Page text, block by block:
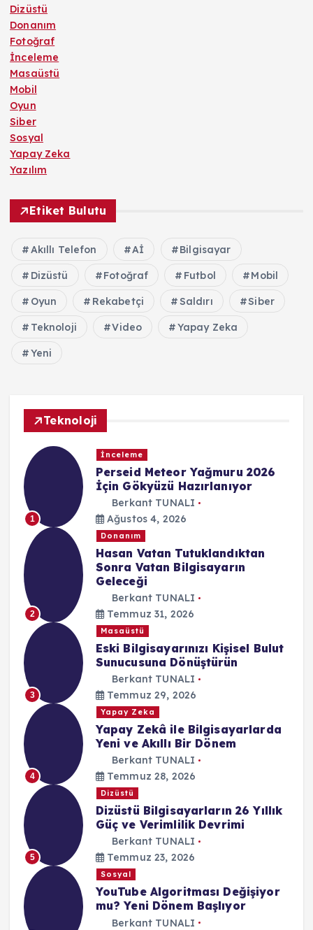
Dizüstü
Donanım
Fotoğraf
İnceleme
Masaüstü
Mobil
Oyun
Siber
Sosyal
Yapay Zeka
Yazılım
Etiket Bulutu
Akıllı Telefon Aİ Bilgisayar
Dizüstü Fotoğraf Futbol Mobil
Oyun Rekabetçi Saldırı Siber
Teknoloji Video Yapay Zeka
Yeni
Teknoloji
1
İnceleme
Perseid Meteor Yağmuru 2026
İçin Gökyüzü Hazırlanıyor
Berkant TUNALI
Ağustos 4, 2026
2
Donanım
Hasan Vatan Tutuklandıktan
Sonra Vatan Bilgisayarın
Geleceği
Berkant TUNALI
Temmuz 31, 2026
3
Masaüstü
Eski Bilgisayarınızı Kişisel Bulut
Sunucusuna Dönüştürün
Berkant TUNALI
Temmuz 29, 2026
4
Yapay Zeka
Yapay Zekâ ile Bilgisayarlarda
Yeni ve Akıllı Bir Dönem
Berkant TUNALI
Temmuz 28, 2026
5
Dizüstü
Dizüstü Bilgisayarların 26 Yıllık
Güç ve Verimlilik Devrimi
Berkant TUNALI
Temmuz 23, 2026
Sosyal
YouTube Algoritması Değişiyor
mu? Yeni Dönem Başlıyor
Berkant TUNALI